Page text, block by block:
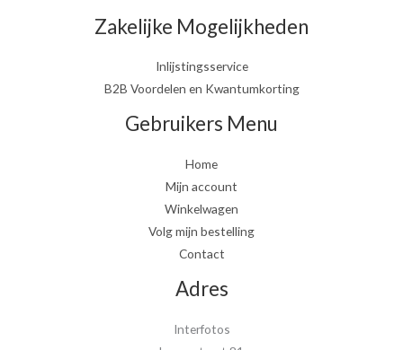
Zakelijke Mogelijkheden
Inlijstingsservice
B2B Voordelen en Kwantumkorting
Gebruikers Menu
Home
Mijn account
Winkelwagen
Volg mijn bestelling
Contact
Adres
Interfotos